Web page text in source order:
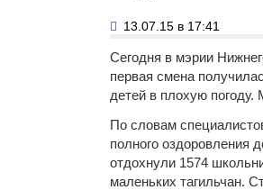
13.07.15 в 17:41
Сегодня в мэрии
первая смена
детей в плохую погоду.
По словам
полного оздоровления
отдохнули 1574
маленьких тагильчан.